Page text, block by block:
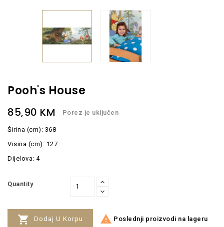
Pooh's House
85,90 KM Porez je uključen
Širina (cm): 368
Visina (cm): 127
Dijelova: 4
Quantity
 Dodaj U Korpu  Poslednji proizvodi na lageru